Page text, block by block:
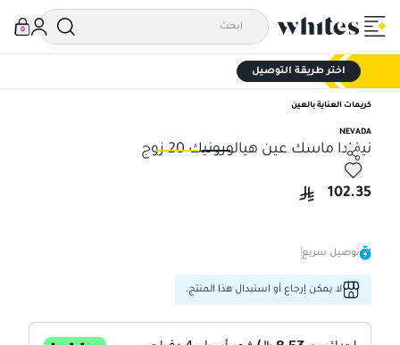
0
اختر طريقة التوصيل
كريمات العناية بالعين
NEVADA
نيفادا ماسك عين هيالورونيك 20 زوج
نيفادا ماسك عين هيالورونيك 20 زوج
102.35
توصيل سريع
لا يمكن إرجاع أو استبدال هذا المنتج.